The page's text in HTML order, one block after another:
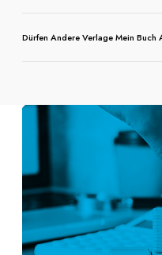
Dürfen Andere Verlage Mein Buch